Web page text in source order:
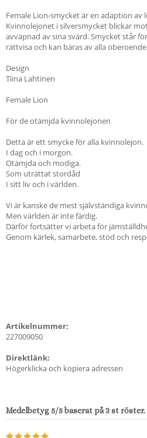
Female Lion-smycket är en adaption av
Kvinnolejonet i silversmycket blickar
avväpnad av sina svärd. Smycket står
rättvisa och kan bäras av alla
Design
Tiina Lahtinen
Female Lion
För de otämjda kvinnolejonen
Detta är ett smycke för alla kvinnolejon.
I dag och i morgon.
Otämjda och modiga.
Som uträttat stordåd
I sitt liv och i världen.
Vi är kanske de mest självständiga
Men världen är inte färdig.
Därför fortsätter vi arbeta för
Genom kärlek, samarbete, stöd och
Artikelnummer:
227009050
Direktlänk:
Högerklicka och kopiera adressen
Medelbetyg5/5 baserat på3st röster.